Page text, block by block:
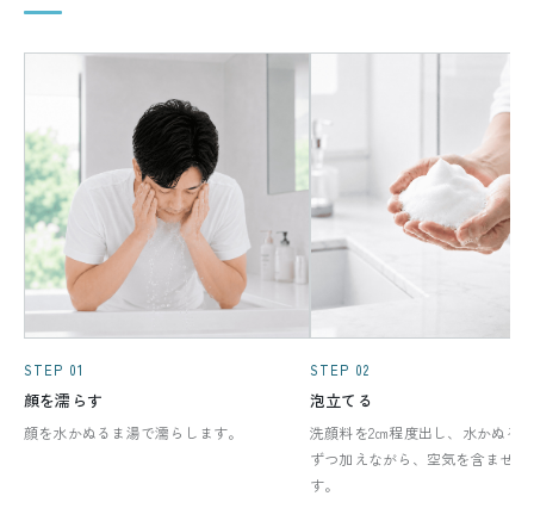
STEP 01
顔を濡らす
顔を水かぬるま湯で濡らします。
STEP 02
泡立てる
洗顔料を2㎝程度出し、水かぬる
ずつ加えながら、空気を含ませて
す。